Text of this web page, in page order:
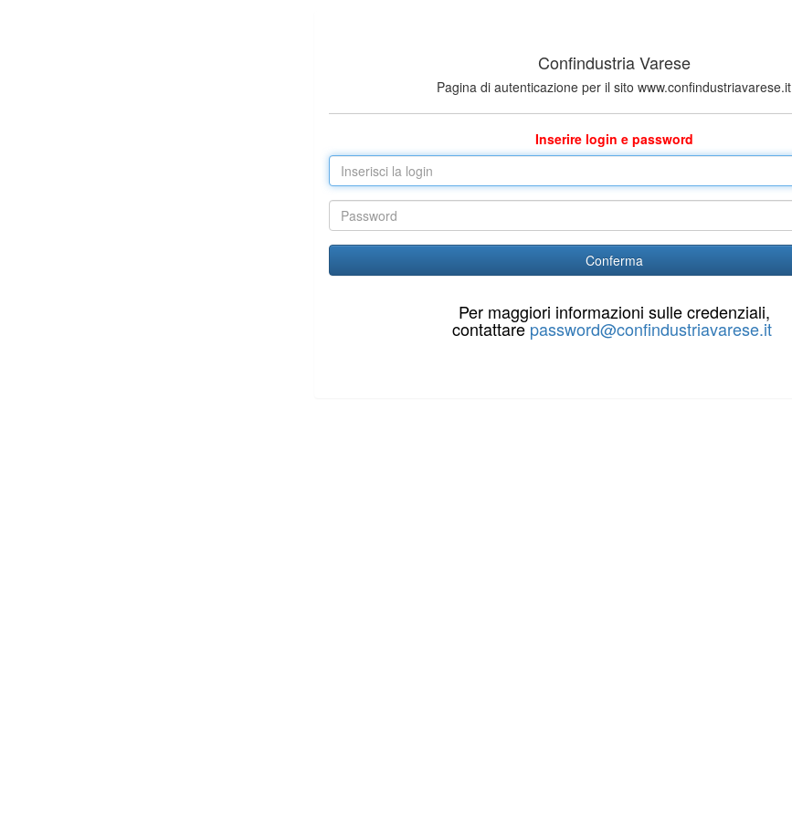
Confindustria Varese
Pagina di autenticazione per il sito www.confindustriavarese.it
Inserire login e password
Conferma
Per maggiori informazioni sulle credenziali,
contattarepassword@confindustriavarese.it